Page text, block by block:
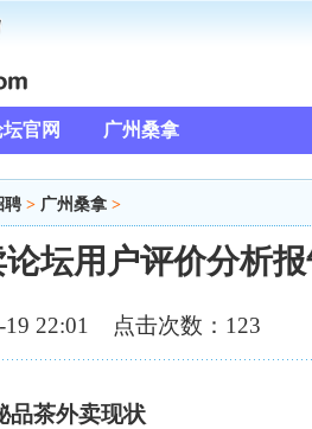
官网 广州桑拿
聘 > 广州桑拿 >
坛用户评价分析
19 22:01 点击次数：123
品茶外卖现状